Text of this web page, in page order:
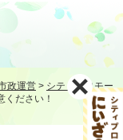
政運営 > シティプロモー
ださい！